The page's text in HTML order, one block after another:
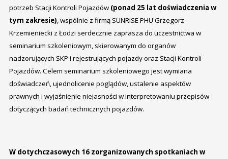
potrzeb Stacji Kontroli Pojazdów (ponad 25 lat doświadczenia w
tym zakresie), wspólnie z firmą SUNRISE PHU Grzegorz
Krzemieniecki z Łodzi serdecznie zaprasza do uczestnictwa w
seminarium szkoleniowym, skierowanym do organów
nadzorujących SKP i rejestrujących pojazdy oraz Stacji Kontroli
Pojazdów. Celem seminarium szkoleniowego jest wymiana
doświadczeń, ujednolicenie poglądów, ustalenie aspektów
prawnych i wyjaśnienie niejasności w interpretowaniu przepisów
dotyczących badań technicznych pojazdów.
W dotychczasowych 16 zorganizowanych spotkaniach w